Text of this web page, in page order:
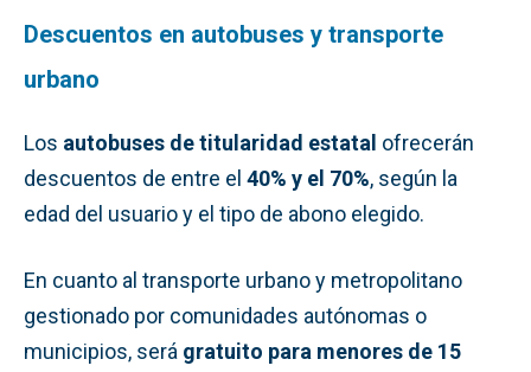
Descuentos en autobuses y transporte
urbano
Los autobuses de titularidad estatal ofrecerán
descuentos de entre el 40% y el 70%, según la
edad del usuario y el tipo de abono elegido.
En cuanto al transporte urbano y metropolitano
gestionado por comunidades autónomas o
municipios, será gratuito para menores de 15